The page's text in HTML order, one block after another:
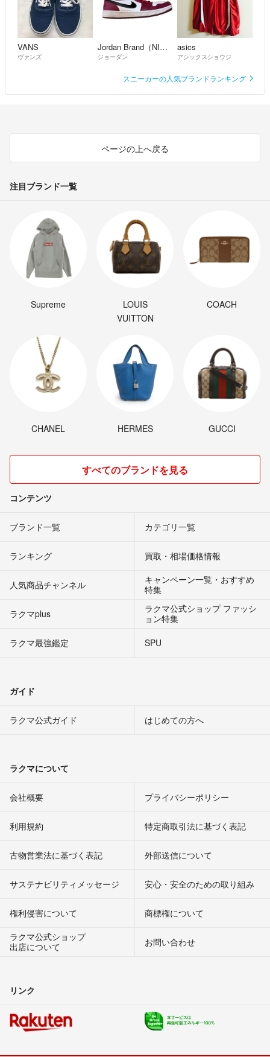
VANS
ヴァンズ
Jordan Brand（NIKE）
ジョーダン
asics
アシックスショウジ
スニーカーの人気ブランドランキング
ページの上へ戻る
注目ブランド一覧
Supreme
LOUIS
VUITTON
COACH
CHANEL HERMES GUCCI
すべてのブランドを見る
コンテンツ
ブランド一覧 カテゴリ一覧
ランキング 買取・相場価格情報
人気商品チャンネル
キャンペーン一覧・おすすめ
特集
ラクマplus
ラクマ公式ショップ ファッシ
ョン特集
ラクマ最強鑑定
SPU
ガイド
ラクマ公式ガイド はじめての方へ
ラクマについて
会社概要 プライバシーポリシー
利用規約 特定商取引法に基づく表記
古物営業法に基づく表記 外部送信について
サステナビリティメッセージ 安心・安全のための取り組み
権利侵害について
商標権について
ラクマ公式ショップ
出店について
お問い合わせ
リンク